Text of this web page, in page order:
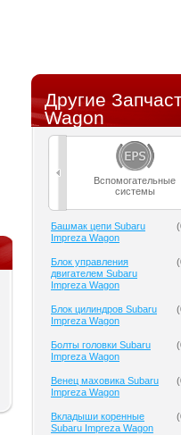
Другие
Wagon
Вспомогательные
системы
Башмак цепи Subaru
Impreza Wagon
(
Блок управления
двигателем Subaru
Impreza Wagon
(
Блок цилиндров Subaru
Impreza Wagon
(
Болты головки Subaru
Impreza Wagon
(
Венец маховика Subaru
Impreza Wagon
(
Вкладыши коренные
Subaru Impreza Wagon
(